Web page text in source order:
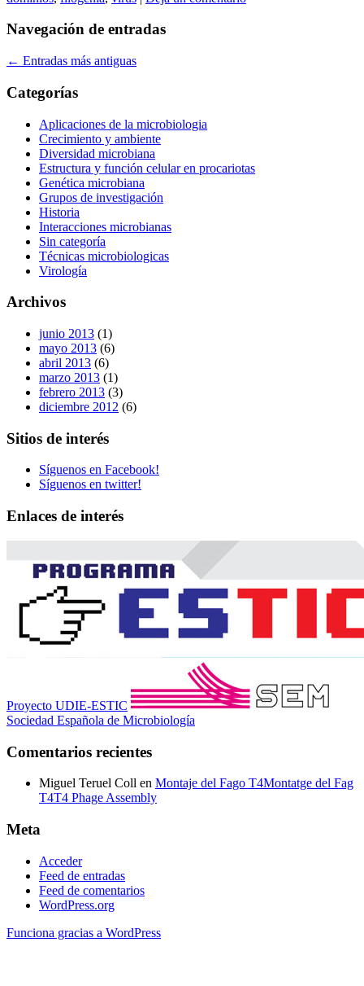
Navegación de entradas
← Entradas más antiguas
Categorías
Aplicaciones de la microbiologia
Crecimiento y ambiente
Diversidad microbiana
Estructura y función celular en procariotas
Genética microbiana
Grupos de investigación
Historia
Interacciones microbianas
Sin categoría
Técnicas microbiologicas
Virología
Archivos
junio 2013 (1)
mayo 2013 (6)
abril 2013 (6)
marzo 2013 (1)
febrero 2013 (3)
diciembre 2012 (6)
Sitios de interés
Síguenos en Facebook!
Síguenos en twitter!
Enlaces de interés
Proyecto UDIE-ESTIC
Sociedad Española de Microbiología
Comentarios recientes
Miguel Teruel Coll en Montaje del Fago T4Montatge del Fag
T4T4 Phage Assembly
Meta
Acceder
Feed de entradas
Feed de comentarios
WordPress.org
Funciona gracias a WordPress